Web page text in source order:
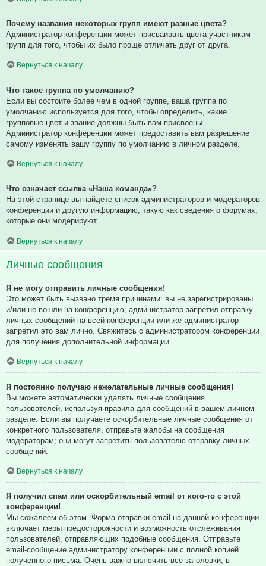
Почему названия некоторых групп имеют разные цвета?
Администратор конференции может присваивать цвета участникам
групп для того, чтобы их было проще отличать друг от друга.
Вернуться к началу
Что такое группа по умолчанию?
Если вы состоите более чем в одной группе, ваша группа по
умолчанию используется для того, чтобы определить, какие
групповые цвет и звание должны быть вам присвоены.
Администратор конференции может предоставить вам разрешение
самому изменять вашу группу по умолчанию в личном разделе.
Вернуться к началу
Что означает ссылка «Наша команда»?
На этой странице вы найдёте список администраторов и модераторов
конференции и другую информацию, такую как сведения о форумах,
которые они модерируют.
Вернуться к началу
Личные сообщения
Я не могу отправить личные сообщения!
Это может быть вызвано тремя причинами: вы не зарегистрированы
и/или не вошли на конференцию, администратор запретил отправку
личных сообщений на всей конференции или же администратор
запретил это вам лично. Свяжитесь с администратором конференции
для получения дополнительной информации.
Вернуться к началу
Я постоянно получаю нежелательные личные сообщения!
Вы можете автоматически удалять личные сообщения
пользователей, используя правила для сообщений в вашем личном
разделе. Если вы получаете оскорбительные личные сообщения от
конкретного пользователя, отправьте жалобы на сообщения
модераторам; они могут запретить пользователю отправку личных
сообщений.
Вернуться к началу
Я получил спам или оскорбительный email от кого-то с этой
конференции!
Мы сожалеем об этом. Форма отправки email на данной конференции
включает меры предосторожности и возможность отслеживания
пользователей, отправляющих подобные сообщения. Отправьте
email-сообщение администратору конференции с полной копией
полученного письма. Очень важно включить все заголовки, в